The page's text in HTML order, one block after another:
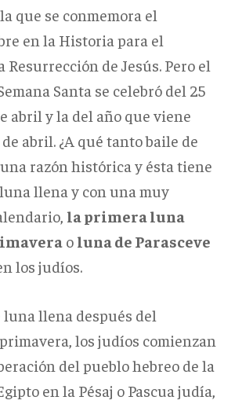
que se conmemora el
en la Historia para el
de Jesús. Pero el
Santa se celebró del 25
abril y la del año que viene
abril. ¿A qué tanto baile de
razón histórica y ésta tiene
llena y con una muy
la primera luna
o luna de Parasceve
los judíos.
luna llena después del
los judíos comienzan
del pueblo hebreo de la
en la Pésaj o Pascua judía,